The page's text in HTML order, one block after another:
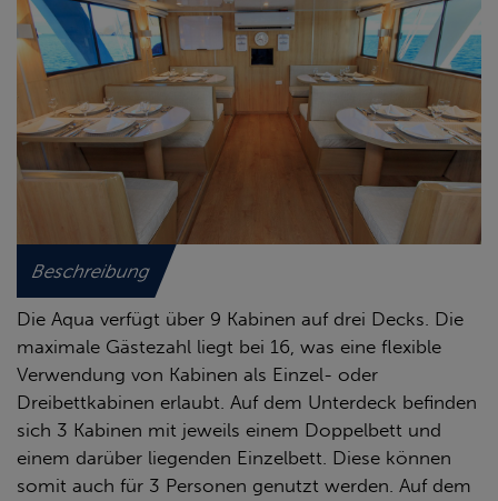
Beschreibung
Die Aqua verfügt über 9 Kabinen auf drei Decks. Die
maximale Gästezahl liegt bei 16, was eine flexible
Verwendung von Kabinen als Einzel- oder
Dreibettkabinen erlaubt. Auf dem Unterdeck befinden
sich 3 Kabinen mit jeweils einem Doppelbett und
einem darüber liegenden Einzelbett. Diese können
somit auch für 3 Personen genutzt werden. Auf dem